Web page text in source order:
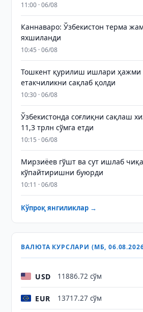
11:00 · 06/08
Каннаваро: Ўзбекистон терма
яхшиланди
10:45 · 06/08
Тошкент қурилиш ишлари ҳажми
етакчиликни сақлаб қолди
10:30 · 06/08
Ўзбекистонда соғлиқни сақлаш
11,3 трлн сўмга етди
10:15 · 06/08
Мирзиёев гўшт ва сут ишлаб
кўпайтиришни буюрди
10:11 · 06/08
Кўпроқ янгиликлар →
ВАЛЮТА КУРСЛАРИ (МБ,
USD 11886.72 сўм
EUR 13717.27 сўм